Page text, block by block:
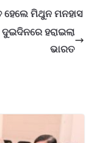
ମିଥୁନ ମନହାସ
ହରାଇଲା
ଭାରତ